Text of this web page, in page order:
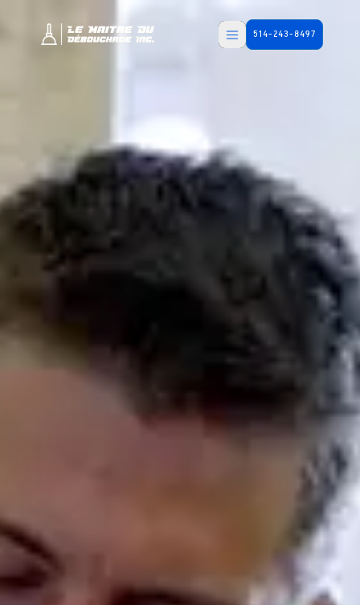
514-243-8497